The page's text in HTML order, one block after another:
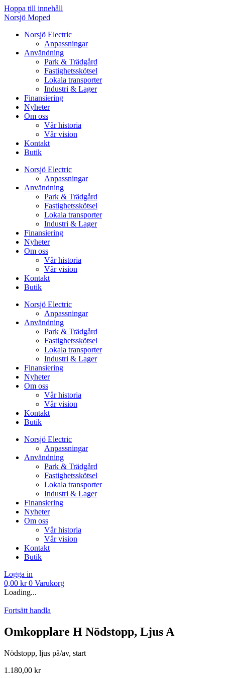
Hoppa till innehåll
Norsjö Moped
Norsjö Electric
Anpassningar
Användning
Park & Trädgård
Fastighetsskötsel
Lokala transporter
Industri & Lager
Finansiering
Nyheter
Om oss
Vår historia
Vår vision
Kontakt
Butik
Norsjö Electric
Anpassningar
Användning
Park & Trädgård
Fastighetsskötsel
Lokala transporter
Industri & Lager
Finansiering
Nyheter
Om oss
Vår historia
Vår vision
Kontakt
Butik
Norsjö Electric
Anpassningar
Användning
Park & Trädgård
Fastighetsskötsel
Lokala transporter
Industri & Lager
Finansiering
Nyheter
Om oss
Vår historia
Vår vision
Kontakt
Butik
Norsjö Electric
Anpassningar
Användning
Park & Trädgård
Fastighetsskötsel
Lokala transporter
Industri & Lager
Finansiering
Nyheter
Om oss
Vår historia
Vår vision
Kontakt
Butik
Logga in
0,00 kr 0 Varukorg
Loading...
Fortsätt handla
Omkopplare H Nödstopp, Ljus A
Nödstopp, ljus på/av, start
1.180,00 kr